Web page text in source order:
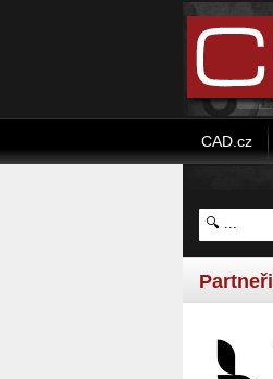
CAD.cz
Partneři